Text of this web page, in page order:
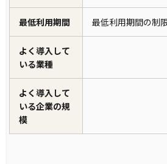
最低利用期間 最低利用期間の制
よく導入して
いる業種
よく導入して
いる企業の規
模